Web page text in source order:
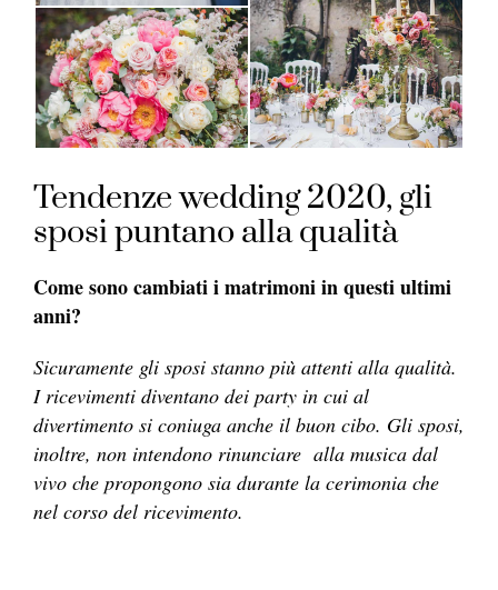
Tendenze wedding 2020, gli
sposi puntano alla qualità
Come sono cambiati i matrimoni in questi ultimi
anni?
Sicuramente gli sposi stanno più attenti alla qualità.
I ricevimenti diventano dei party in cui al
divertimento si coniuga anche il buon cibo. Gli sposi,
inoltre, non intendono rinunciare alla musica dal
vivo che propongono sia durante la cerimonia che
nel corso del ricevimento.